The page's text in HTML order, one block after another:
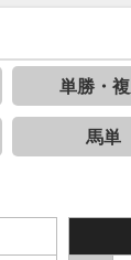
単勝・
馬単